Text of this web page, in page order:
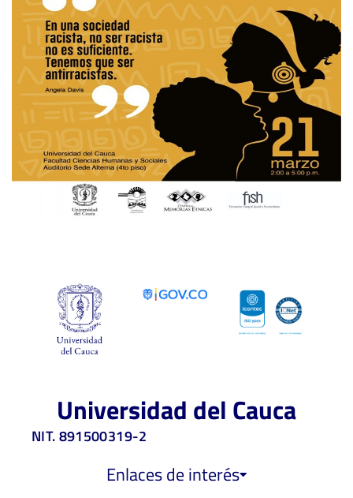
Universidad del Cauca
NIT. 891500319-2
Enlaces de interés